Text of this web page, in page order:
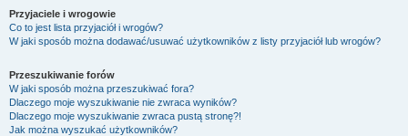
Przyjaciele i wrogowie
Co to jest lista przyjaciół i wrogów?
W jaki sposób można dodawać/usuwać użytkowników z listy przyjaciół lub wrogów?
Przeszukiwanie forów
W jaki sposób można przeszukiwać fora?
Dlaczego moje wyszukiwanie nie zwraca wyników?
Dlaczego moje wyszukiwanie zwraca pustą stronę?!
Jak można wyszukać użytkowników?